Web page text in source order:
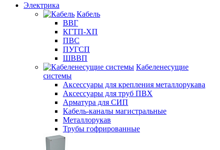
Электрика
Кабель
ВВГ
КГТП-ХП
ПВС
ПУГСП
ШВВП
Кабеленесущие
системы
Аксессуары для крепления металлорукава
Аксессуары для труб ПВХ
Арматура для СИП
Кабель-каналы магистральные
Металлорукав
Трубы гофрированные